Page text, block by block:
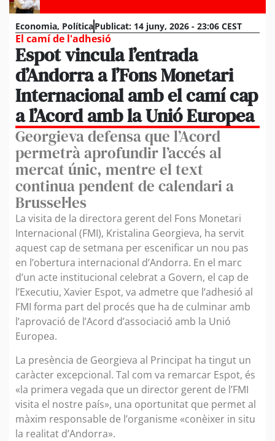
Economia, PolíticaPublicat: 14 juny, 2026 - 23:06 CEST
El camí de l'adhesió
Espot vincula l’entrada
d’Andorra a l’Fons Monetari
Internacional amb el camí cap
a l’Acord amb la Unió Europea
Georgieva defensa que l’Acord
permetrà aprofundir l’accés al
mercat únic, mentre el text
continua pendent de calendari a
Brussel·les
La visita de la directora gerent del Fons Monetari
Internacional (FMI), Kristalina Georgieva, ha servit
aquest cap de setmana per escenificar un nou pas
en l’obertura internacional d’Andorra. En el marc
d’un acte institucional celebrat a Govern, el cap de
l’Executiu, Xavier Espot, va admetre que l’adhesió al
FMI forma part del procés que ha de culminar amb
l’aprovació de l’Acord d’associació amb la Unió
Europea.
La presència de Georgieva al Principat ha tingut un
caràcter excepcional. Tal com va remarcar Espot, és
«la primera vegada que un director gerent de l’FMI
visita el nostre país», una oportunitat que permet al
màxim responsable de l’organisme «conèixer in situ
la realitat d’Andorra».